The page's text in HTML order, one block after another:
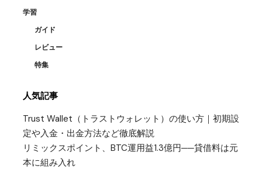
学習
ガイド
レビュー
特集
人気記事
Trust Wallet（トラストウォレット）の使い方｜初期設
定や入金・出金方法など徹底解説
リミックスポイント、BTC運用益1.3億円──貸借料は元
本に組み入れ